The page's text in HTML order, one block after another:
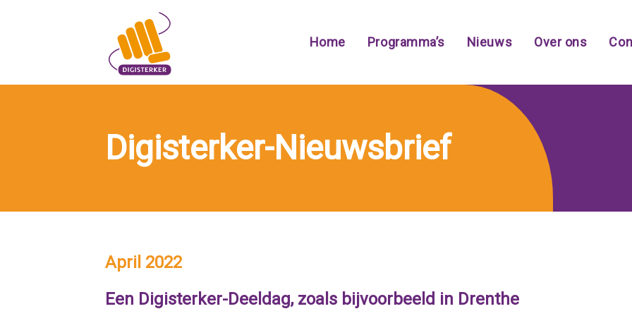
Home Programma’s Nieuws Over ons
Digisterker-Nieuwsbrief
April 2022
Een Digisterker-Deeldag, zoals bijvoorbeeld in Drenthe